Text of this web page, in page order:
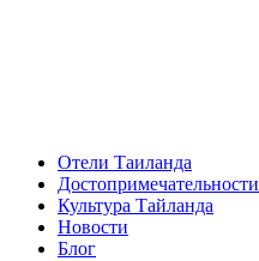
Отели Таиланда
Достопримечательности
Культура Тайланда
Новости
Блог